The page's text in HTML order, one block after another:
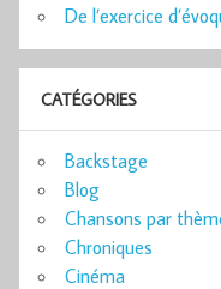
De l’exercice
CATÉGORIES
Backstage
Blog
Chansons par
Chroniques
Cinéma